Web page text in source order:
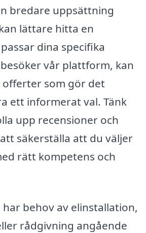
bredare uppsättning
lättare hitta en
dina specifika
vår plattform, kan
som gör det
ett informerat val. Tänk
upp recensioner och
säkerställa att du väljer
rätt kompetens och
behov av elinstallation,
rådgivning angående